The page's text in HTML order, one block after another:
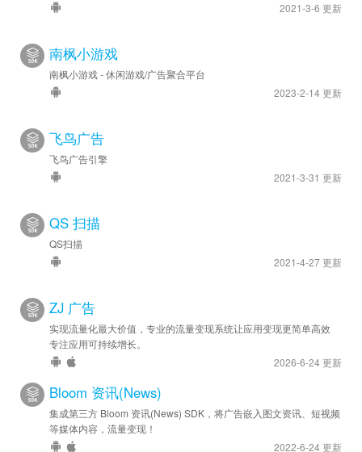
2021-3-6 更新
南枫小游戏
南枫小游戏 - 休闲游戏/广告聚合平台
2023-2-14 更新
飞鸟广告
飞鸟广告引擎
2021-3-31 更新
QS 扫描
QS扫描
2021-4-27 更新
ZJ 广告
实现流量化最大价值，专业的流量变现系统让应用变现更简单高效
专注应用可持续增长。
2026-6-24 更新
Bloom 资讯(News)
集成第三方 Bloom 资讯(News) SDK，将广告嵌入图文资讯、短视频
等媒体内容，流量变现！
2022-6-24 更新